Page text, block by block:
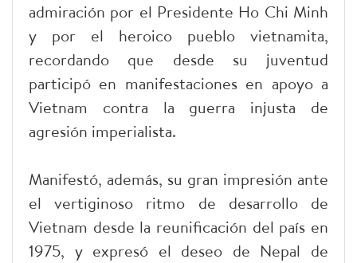
admiración por el Presidente Ho Chi Minh
y por el heroico pueblo vietnamita,
recordando que desde su juventud
participó en manifestaciones en apoyo a
Vietnam contra la guerra injusta de
agresión imperialista.
Manifestó, además, su gran impresión ante
el vertiginoso ritmo de desarrollo de
Vietnam desde la reunificación del país en
1975, y expresó el deseo de Nepal de